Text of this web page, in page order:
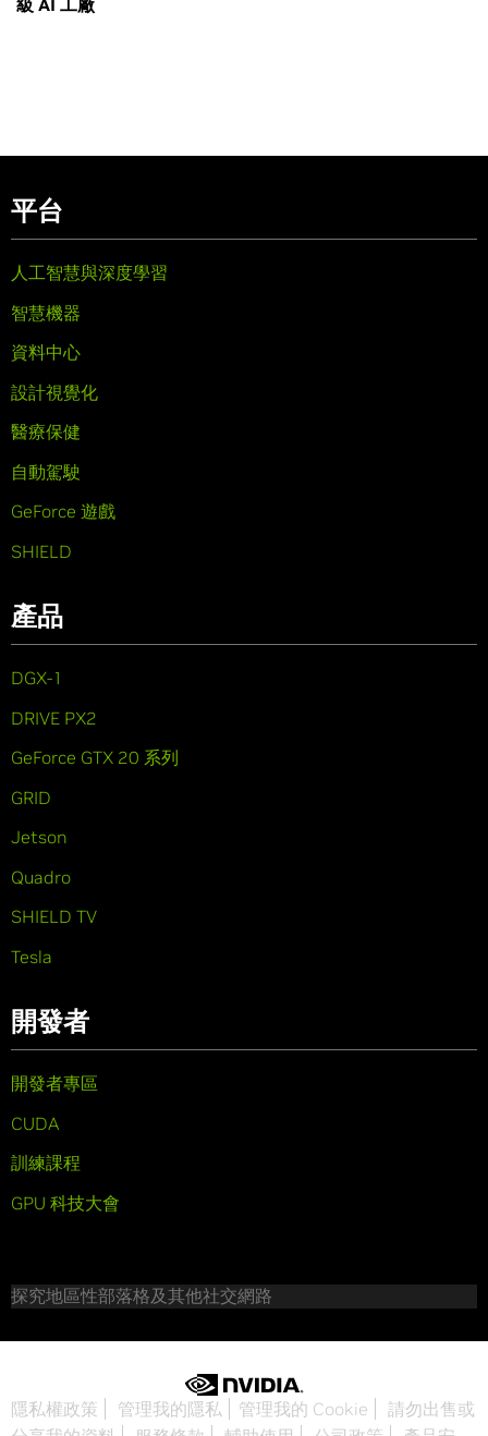
級 AI 工廠
平台
人工智慧與深度學習
智慧機器
資料中心
設計視覺化
醫療保健
自動駕駛
GeForce 遊戲
SHIELD
產品
DGX-1
DRIVE PX2
GeForce GTX 20 系列
GRID
Jetson
Quadro
SHIELD TV
Tesla
開發者
開發者專區
CUDA
訓練課程
GPU 科技大會
探究地區性部落格及其他社交網路
隱私權政策 管理我的隱私 管理我的 Cookie
請勿出售或